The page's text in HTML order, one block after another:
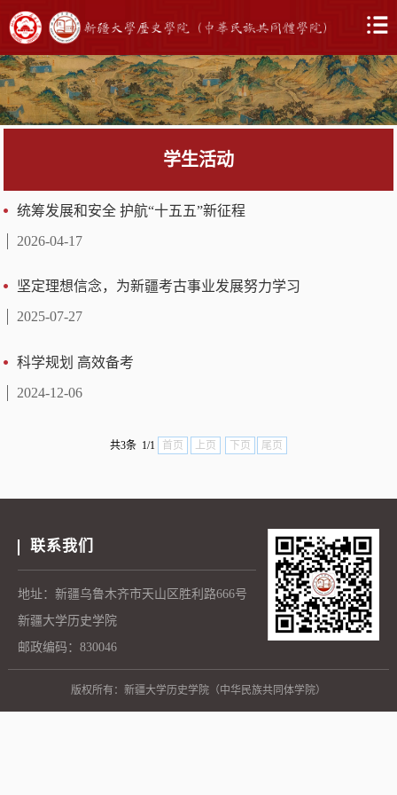
学生活动
当前位置: 首页
统筹发展和安全 护航“十五五”新征程
2026-04-17
坚定理想信念，为新疆考古事业发展努力学习
2025-07-27
​科学规划 高效备考
2024-12-06
共3条 1/1 首页 上页 下页 尾页
联系我们
地址：新疆乌鲁木齐市天山区胜利路666号
新疆大学历史学院
邮政编码：830046
版权所有：新疆大学历史学院（中华民族共同体学院）